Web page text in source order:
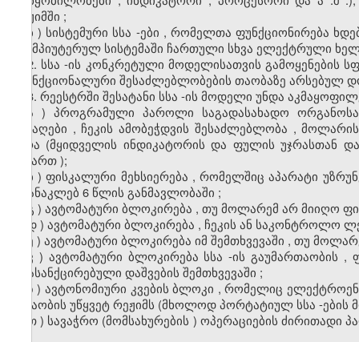
რეჟიმში ;
ბ ) სისტემური სსა -ები , რომელთა ფუნქციონირება
კომპიუტერულ სისტემაში ჩართული სხვა ელექტრული
2. სსა -ის კონკრეტული მოდელისათვის გამოყენების
ფუნქციონალური შესაძლებლობების თაობაზე არსებულ
3. რეესტრში შესატანი სსა -ის მოდელი უნდა
ა )პროგრამული პაროლი საგადასახადო
გასაღები , ჩეკის ამობეჭდვის შესაძლებლობა ,მოლარის
უჯრა (მყიდველის ინდიკატორის და ფულის უჯრასთან
მიმართ);
ბ )ფისკალური მეხსიერება ,რომელშიც აპარატი
არანაკლებ 6 წლის განმავლობაში ;
გ ) ავტომატური ბლოკირება , თუ მოლარემ არმიიღო
დ) ავტომატური ბლოკირება , ჩეკის ან საკონტროლო
ე ) ავტომატური ბლოკირება იმ შემთხვევაში , თუ
ვ ) ავტომატური ბლოკირება სსა -ის გაუმართაობის ,
არასანქცირებული დაშვების შემთხვევაში ;
ზ )ავტონომიური კვების ბლოკი ,რომელიც
მუშაობის უწყვეტრეჟიმს (მხოლოდპორტატიულ სსა -ების
თ) სავაჭრო (მომსახურების ) ოპერაციების ძირითადი